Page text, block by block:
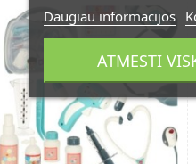
Daugiau informacijos
ATMESTI